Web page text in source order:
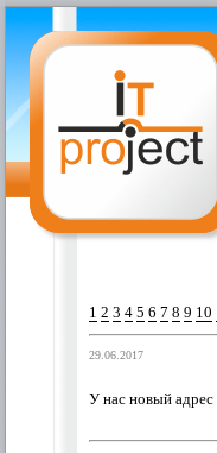
1 2 3 4 5 6 7 8 9 10
29.06.2017
У нас новый